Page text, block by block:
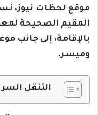
موقع لحظات نيوز،
المقيم الصحيحة
بالإقامة، إلى جانب
وميسر.
التنقل